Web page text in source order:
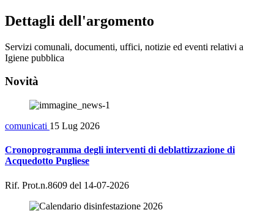
Dettagli dell'argomento
Servizi comunali, documenti, uffici, notizie ed eventi relativi a
Igiene pubblica
Novità
comunicati 15 Lug 2026
Cronoprogramma degli interventi di deblattizzazione di
Acquedotto Pugliese
Rif. Prot.n.8609 del 14-07-2026